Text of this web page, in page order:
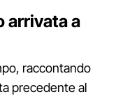
arrivata a
raccontando
precedente al